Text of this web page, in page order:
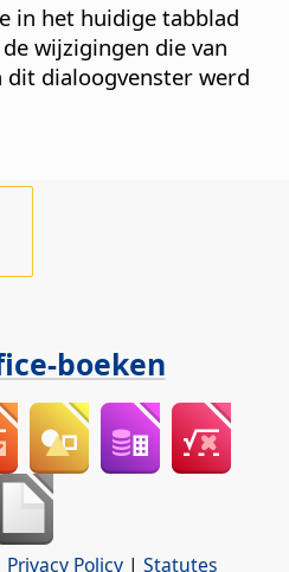
in het huidige tabblad
wijzigingen die van
dialoogvenster werd
boeken
Privacy Policy | Statutes